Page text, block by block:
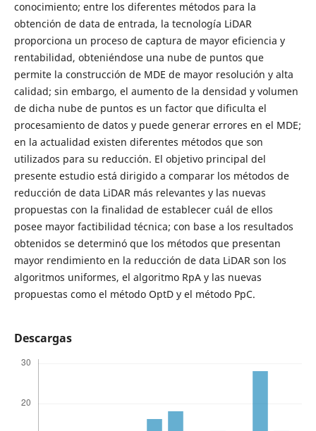
conocimiento; entre los diferentes métodos para la
obtención de data de entrada, la tecnología LiDAR
proporciona un proceso de captura de mayor eficiencia y
rentabilidad, obteniéndose una nube de puntos que
permite la construcción de MDE de mayor resolución y alta
calidad; sin embargo, el aumento de la densidad y volumen
de dicha nube de puntos es un factor que dificulta el
procesamiento de datos y puede generar errores en el MDE;
en la actualidad existen diferentes métodos que son
utilizados para su reducción. El objetivo principal del
presente estudio está dirigido a comparar los métodos de
reducción de data LiDAR más relevantes y las nuevas
propuestas con la finalidad de establecer cuál de ellos
posee mayor factibilidad técnica; con base a los resultados
obtenidos se determinó que los métodos que presentan
mayor rendimiento en la reducción de data LiDAR son los
algoritmos uniformes, el algoritmo RpA y las nuevas
propuestas como el método OptD y el método PpC.
Descargas